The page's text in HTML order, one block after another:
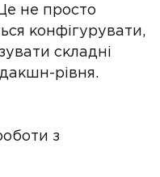
не просто
конфігурувати,
складні
рівня.
з